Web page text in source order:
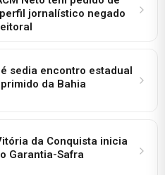
jornalístico negado
sedia encontro estadual
da Bahia
da Conquista inicia
Garantia-Safra